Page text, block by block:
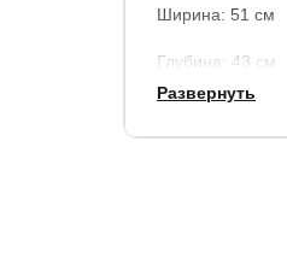
Ширина: 51 см
Глубина: 43 см
Высота: 56 см
Развернуть